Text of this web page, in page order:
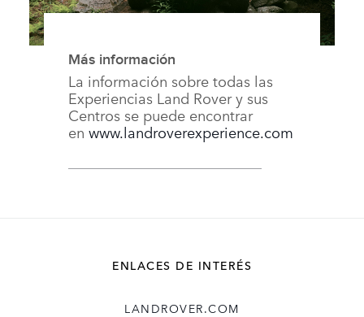
Más información
La información sobre todas las
Experiencias Land Rover y sus
Centros se puede encontrar
en www.landroverexperience.com
ENLACES DE INTERÉS
LANDROVER.COM